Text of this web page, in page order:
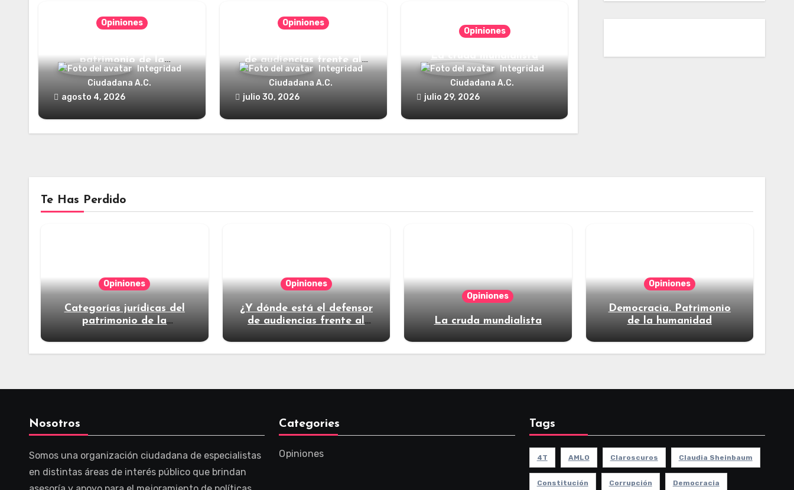
Opiniones
patrimonio de la
humanidadIntegridad
Ciudadana A.C.
agosto 4, 2026
Opiniones
de audiencias frente al
poder?Integridad
Ciudadana A.C.
julio 30, 2026
Opiniones
La cruda mundialista
Integridad
Ciudadana A.C.
julio 29, 2026
Te Has Perdido
Opiniones
Categorías jurídicas del
patrimonio de la
Opiniones
¿Y dónde está el defensor
de audiencias frente al
Opiniones
La cruda mundialista
Opiniones
Democracia. Patrimonio
de la humanidad
Nosotros
Somos una organización ciudadana de especialistas
en distintas áreas de interés público que brindan
Categories
Opiniones
Tags
4T AMLO Claroscuros Claudia Sheinbaum
Constitución Corrupción Democracia